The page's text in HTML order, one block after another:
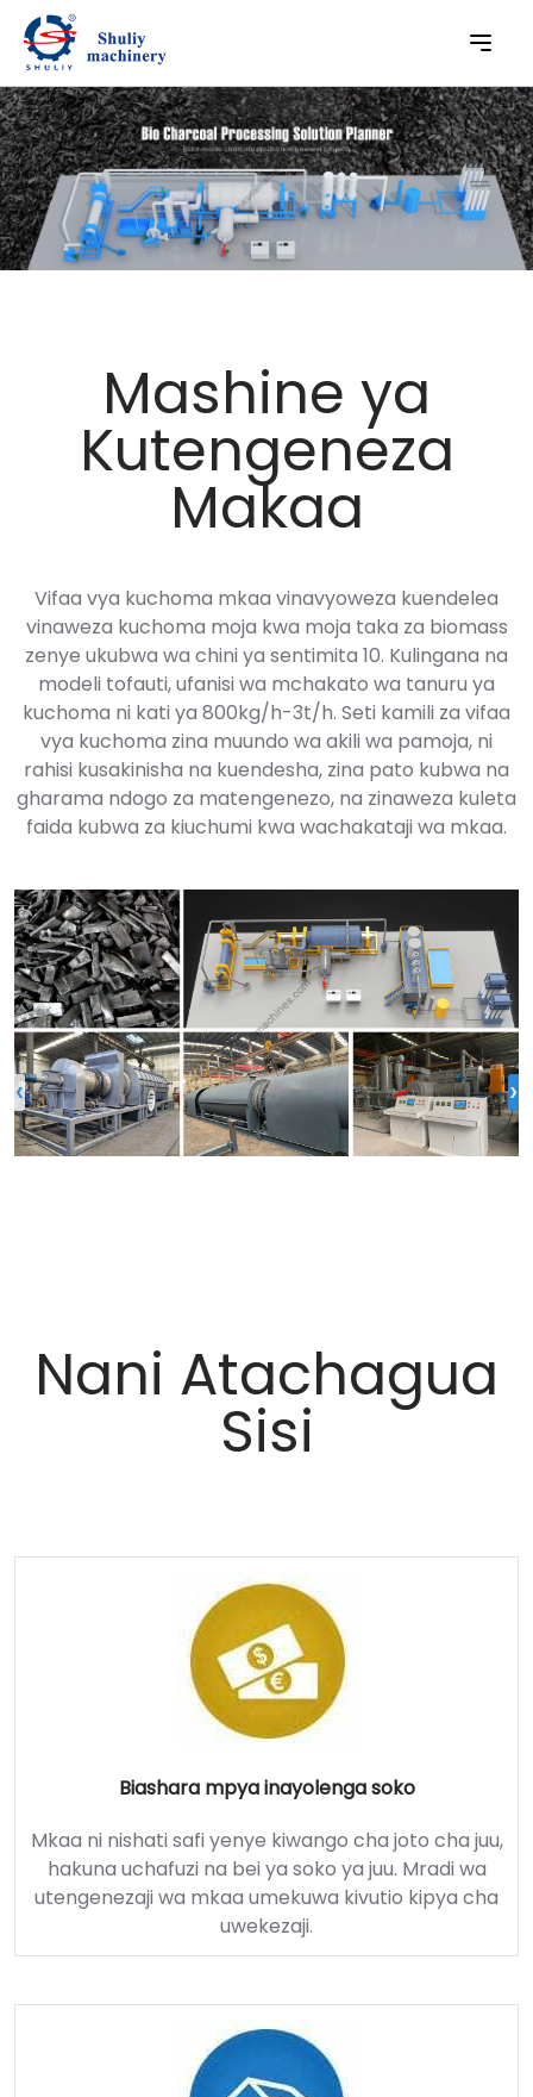
Mashine ya
Kutengeneza
Makaa
Vifaa vya kuchoma mkaa vinavyoweza kuendelea
vinaweza kuchoma moja kwa moja taka za biomass
zenye ukubwa wa chini ya sentimita 10. Kulingana na
modeli tofauti, ufanisi wa mchakato wa tanuru ya
kuchoma ni kati ya 800kg/h-3t/h. Seti kamili za vifaa
vya kuchoma zina muundo wa akili wa pamoja, ni
rahisi kusakinisha na kuendesha, zina pato kubwa na
gharama ndogo za matengenezo, na zinaweza kuleta
faida kubwa za kiuchumi kwa wachakataji wa mkaa.
Nani Atachagua
Sisi
Biashara mpya inayolenga soko
Mkaa ni nishati safi yenye kiwango cha joto cha juu,
hakuna uchafuzi na bei ya soko ya juu. Mradi wa
utengenezaji wa mkaa umekuwa kivutio kipya cha
uwekezaji.